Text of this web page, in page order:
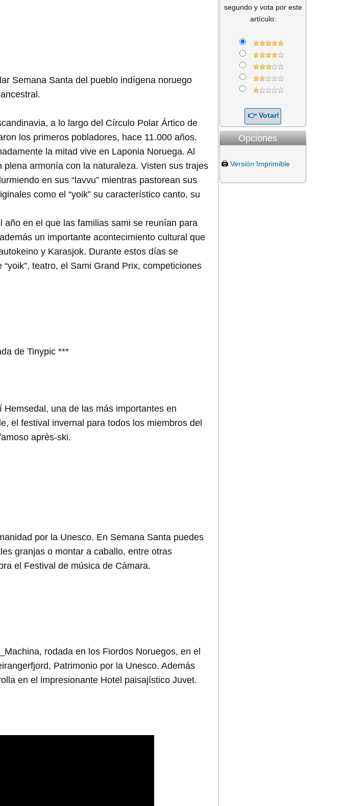
Semana Santa del pueblo indígena noruego
a lo largo del Círculo Polar Ártico de
los primeros pobladores, hace 11.000 años.
la mitad vive en Laponia Noruega. Al
armonía con la naturaleza. Visten sus trajes
en sus “lavvu” mientras pastorean sus
como el “yoik” su característico canto, su
en el que las familias sami se reunían para
un importante acontecimiento cultural que
y Karasjok. Durante estos días se
teatro, el Sami Grand Prix, competiciones
de Tinypic ***
una de las más importantes en
el festival invernal para todos los miembros del
après-ski.
por la Unesco. En Semana Santa puedes
granjas o montar a caballo, entre otras
el Festival de música de Cámara.
rodada en los Fiordos Noruegos, en el
Patrimonio por la Unesco. Además
en el impresionante Hotel paisajístico Juvet.
segundo y vota por este
artículo:
Opciones
🖨️ Versión Imprimible